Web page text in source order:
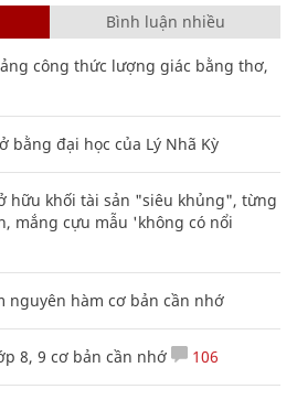
Bình luận nhiều
công thức lượng giác bằng thơ,
bằng đại học của Lý Nhã Kỳ
hữu khối tài sản "siêu khủng", từng
mắng cựu mẫu 'không có nổi
nguyên hàm cơ bản cần nhớ
8, 9 cơ bản cần nhớ 106